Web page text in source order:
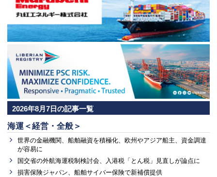
2026年8月7日の記事一覧
海運＜経営・全般＞
世界の金融機関、船舶融資を積極化、欧州やアジア船主、資金調達
が容易に
国交省の外航海運税制検討会、入港税「とん税」見直しが論点に
損害保険ジャパン、船舶サイバー保険で新補償提供